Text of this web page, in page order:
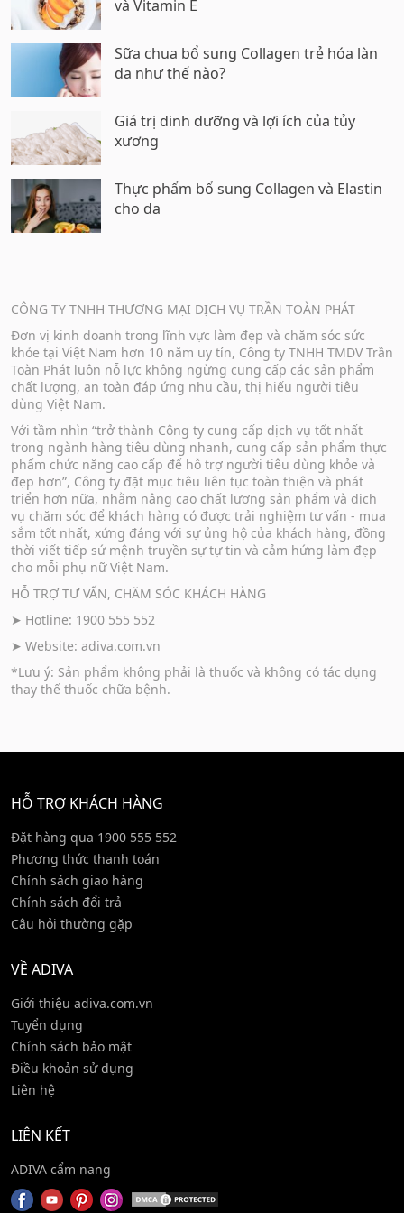
và Vitamin E
Sữa chua bổ sung Collagen trẻ hóa làn
da như thế nào?
Giá trị dinh dưỡng và lợi ích của tủy
xương
Thực phẩm bổ sung Collagen và Elastin
cho da
CÔNG TY TNHH THƯƠNG MẠI DỊCH VỤ TRẦN TOÀN PHÁT
Đơn vị kinh doanh trong lĩnh vực làm đẹp và chăm sóc sức
khỏe tại Việt Nam hơn 10 năm uy tín, Công ty TNHH TMDV Trần
Toàn Phát luôn nỗ lực không ngừng cung cấp các sản phẩm
chất lượng, an toàn đáp ứng nhu cầu, thị hiếu người tiêu
dùng Việt Nam.
Với tầm nhìn “trở thành Công ty cung cấp dịch vụ tốt nhất
trong ngành hàng tiêu dùng nhanh, cung cấp sản phẩm thực
phẩm chức năng cao cấp để hỗ trợ người tiêu dùng khỏe và
đẹp hơn”, Công ty đặt mục tiêu liên tục toàn thiện và phát
triển hơn nữa, nhằm nâng cao chất lượng sản phẩm và dịch
vụ chăm sóc để khách hàng có được trải nghiệm tư vấn - mua
sắm tốt nhất, xứng đáng với sự ủng hộ của khách hàng, đồng
thời viết tiếp sứ mệnh truyền sự tự tin và cảm hứng làm đẹp
cho mỗi phụ nữ Việt Nam.
HỖ TRỢ TƯ VẤN, CHĂM SÓC KHÁCH HÀNG
➤ Hotline: 1900 555 552
➤ Website: adiva.com.vn
*Lưu ý: Sản phẩm không phải là thuốc và không có tác dụng
thay thế thuốc chữa bệnh.
HỖ TRỢ KHÁCH HÀNG
Đặt hàng qua 1900 555 552
Phương thức thanh toán
Chính sách giao hàng
Chính sách đổi trả
Câu hỏi thường gặp
VỀ ADIVA
Giới thiệu adiva.com.vn
Tuyển dụng
Chính sách bảo mật
Điều khoản sử dụng
Liên hệ
LIÊN KẾT
ADIVA cẩm nang